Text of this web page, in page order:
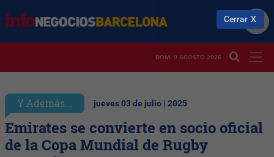
DOM. 9 AGOSTO 2026
Y Además... jueves 03 de julio | 2025
Emirates se convierte en socio oficial
de la Copa Mundial de Rugby
Cerrar